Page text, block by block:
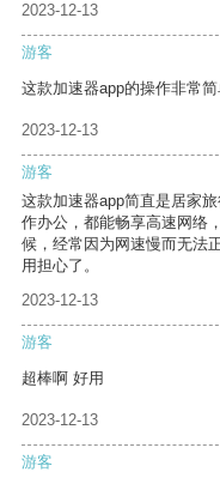
2023-12-13
游客
这款加速器app的操作非常
2023-12-13
游客
这款加速器app简直是居家
作办公，都能畅享高速网络
候，经常因为网速慢而无法
用担心了。
2023-12-13
游客
超棒啊 好用
2023-12-13
游客